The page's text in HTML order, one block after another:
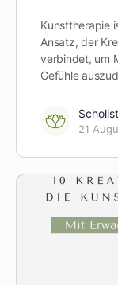
Kunsttherapie
Ansatz, der
verbindet, um
Gefühle
21